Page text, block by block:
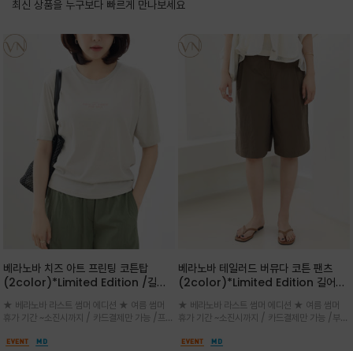
최신 상품을 누구보다 빠르게 만나보세요
베라노바 치즈 아트 프린팅 코튼탑
(2color)*Limited Edition /길어
세요 ^^
★ 베라노바 라스트 썸머 에디션 ★ 여름 썸머
휴가 기간 ~소진시까지 / 카드결제만 가능 /프론
러스트 프린트가 더해져 과하지 않으면서도 세련
베라노바 테일러드 버뮤다 코튼 팬츠
(2color)*Limited Edition 길어진
^^
★ 베라노바 라스트 썸머 에디션 ★ 여름 썸머
휴가 기간 ~소진시까지 / 카드결제만 가능 /부드
은은한 매트 컬러가 고급스러운 분위기